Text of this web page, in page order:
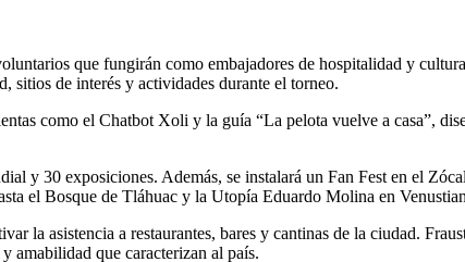
que fungirán como embajadores de hospitalidad y
sitios de interés y actividades durante el torneo.
como el Chatbot Xoli y la guía “La pelota vuelve a casa”,
y 30 exposiciones. Además, se instalará un Fan Fest en el
el Bosque de Tláhuac y la Utopía Eduardo Molina en
la asistencia a restaurantes, bares y cantinas de la ciudad.
amabilidad que caracterizan al país.